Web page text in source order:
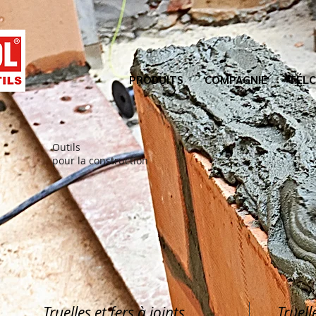
PRODUITS COMPAGNIE
Outils
pour la construction